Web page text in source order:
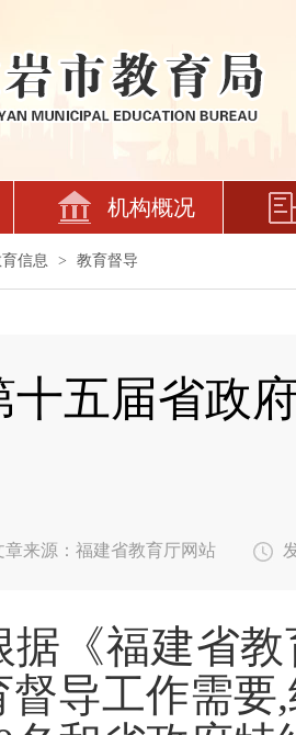
机构概况
信息 > 教育督导
十五届省政
章来源：福建省教育厅网站
福建省教
督导工作需要